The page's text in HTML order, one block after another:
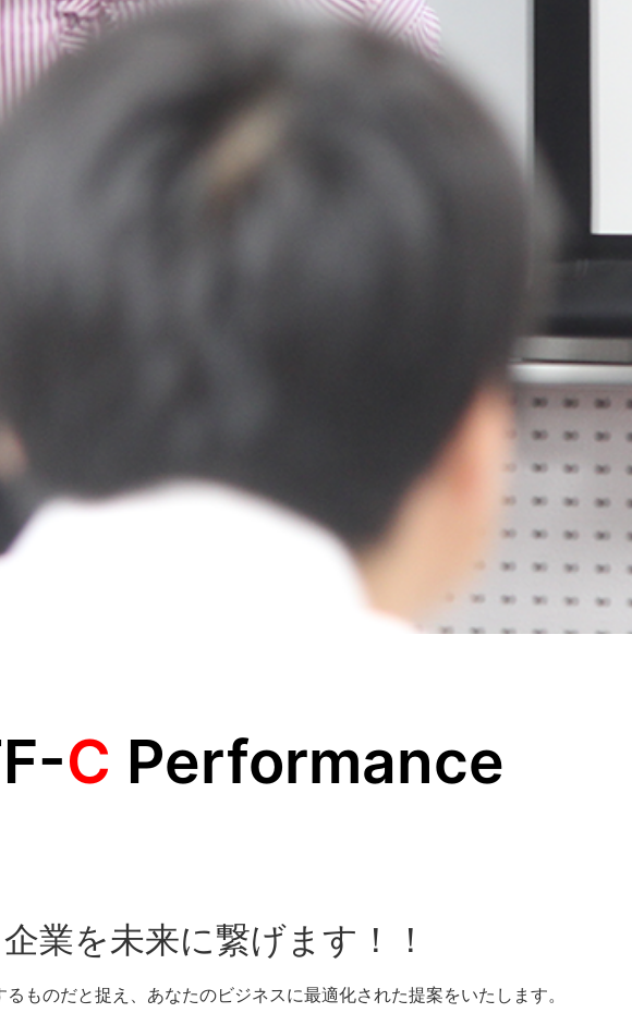
C Performance
業を未来に繋げます！！
ものだと捉え、あなたのビジネスに最適化された提案をいたします。